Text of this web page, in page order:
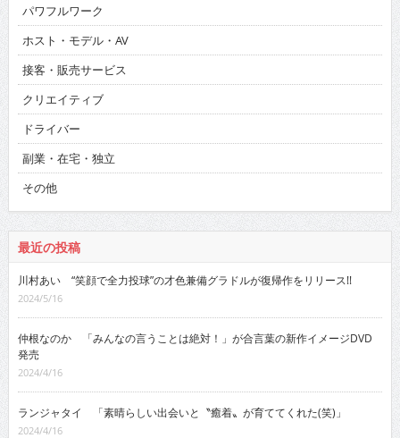
パワフルワーク
ホスト・モデル・AV
接客・販売サービス
クリエイティブ
ドライバー
副業・在宅・独立
その他
最近の投稿
川村あい “笑顔で全力投球”の才色兼備グラドルが復帰作をリリース!!
2024/5/16
仲根なのか 「みんなの言うことは絶対！」が合言葉の新作イメージDVD
発売
2024/4/16
ランジャタイ 「素晴らしい出会いと〝癒着〟が育ててくれた(笑)」
2024/4/16